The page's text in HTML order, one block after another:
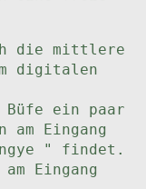
die mittlere
digitalen
Büfe ein paar
am Eingang
" findet.
Eingang